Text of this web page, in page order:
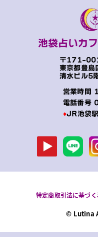
池袋占いカ
〒171-
東京都豊
清水ビル5
営業時間
電話番号
♦JR池袋
特定商取引法に基づ
© Lutina